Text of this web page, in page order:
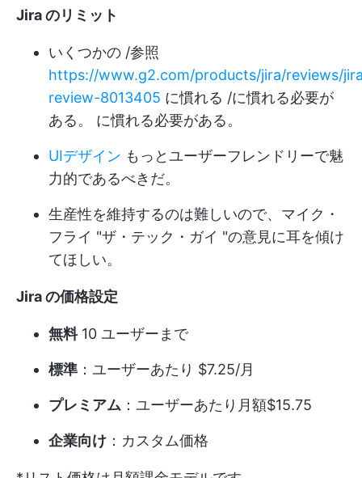
Jira のリミット
いくつかの /参照
https://www.g2.com/products/jira/reviews/
review-8013405 に慣れる /に慣れる必要が
ある。 に慣れる必要がある。
UIデザイン もっとユーザーフレンドリーで魅
力的であるべきだ。
生産性を維持するのは難しいので、マイク・
フライ "ザ・テック・ガイ "の意見に耳を傾け
てほしい。
Jira の価格設定
無料10 ユーザーまで
標準 ：ユーザーあたり $7.25/月
プレミアム ：ユーザーあたり月額$15.75
企業向け ：カスタム価格